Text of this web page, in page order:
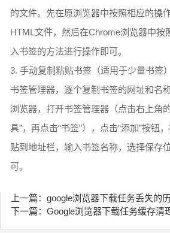
的文件。先在原浏览器中按照相应的操
HTML文件，然后在Chrome浏览器中按
入书签的方法进行操作即可。
3. 手动复制粘贴书签（适用于少量书签
书签管理器，逐个复制书签的网址和名
浏览器，打开书签管理器（点击右上角
具”，再点击“书签”），点击“添加”按钮
贴到地址栏，输入书签名称，选择保存
可。
上一篇：google浏览器下载任务丢失的
下一篇：Google浏览器下载任务缓存清